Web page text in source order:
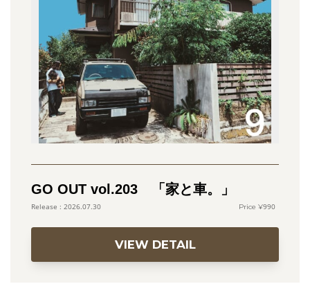
GO OUT vol.203 「家と車。」
2026.07.30 990
VIEW DETAIL